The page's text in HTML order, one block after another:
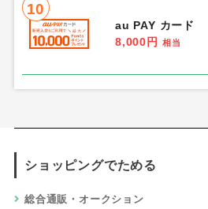
10
au PAY カード
8,000円
相当
ショッピングでためる
総合通販・オークション